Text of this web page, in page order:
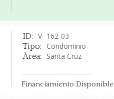
ID: V- 162-03
Tipo: Condominio
Área: Santa Cruz
Financiamiento Disponible